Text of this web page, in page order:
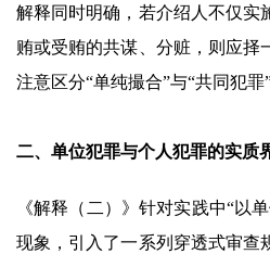
解释同时明确，若介绍人不仅实
贿或受贿的共谋、分赃，则应择
注意区分“单纯撮合”与“共同犯罪
二、单位犯罪与个人犯罪的实质
《解释（二）》针对实践中“以
现象，引入了一系列穿透式审查